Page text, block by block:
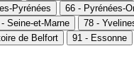
Pyrénées 66 - Pyrénées-
Seine-et-Marne 78 -
de Belfort 91 - Essonne